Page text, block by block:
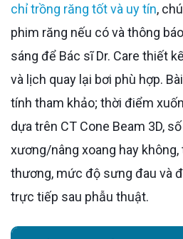
chỉ trồng răng tốt và uy tín,
phim răng nếu có và thông
sáng để Bác sĩ Dr. Care thiết
và lịch quay lại bơi phù hợp.
tính tham khảo; thời điểm
dựa trên CT Cone Beam 3D,
xương/nâng xoang hay
thương, mức độ sưng đau và
trực tiếp sau phẫu thuật.